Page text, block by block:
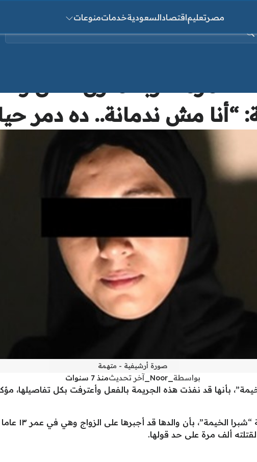
مصرتعليماقتصادالسعوديةخدماتمنوعات
“أنا مش ندمانة.. ده دمر
صورة أرشيفية - متهمة
بواسطة _Noor_ آخر تحديثمنذ 7 سنوات
بأنها قد نفذت هذه الجريمة بالفعل وأعترفت بكل تفاصيلها،
ألف مرة على حد قولها.